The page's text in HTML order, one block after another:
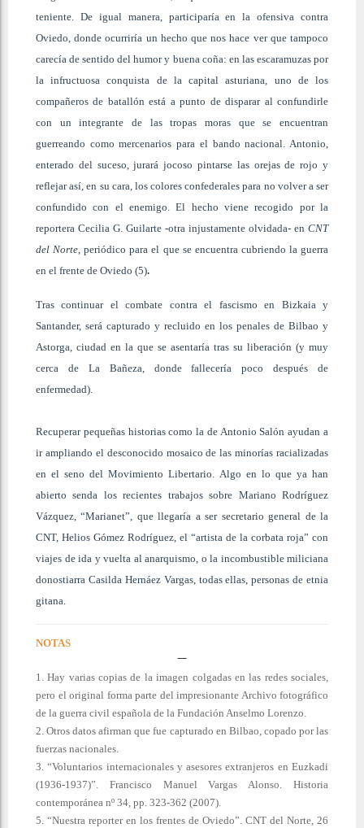
teniente. De igual manera, participaría en la ofensiva contra
Oviedo, donde ocurriría un hecho que nos hace ver que tampoco
carecía de sentido del humor y buena coña: en las escaramuzas por
la infructuosa conquista de la capital asturiana, uno de los
compañeros de batallón está a punto de disparar al confundirle
con un integrante de las tropas moras que se encuentran
guerreando como mercenarios para el bando nacional. Antonio,
enterado del suceso, jurará jocoso pintarse las orejas de rojo y
reflejar así, en su cara, los colores confederales para no volver a ser
confundido con el enemigo. El hecho viene recogido por la
reportera Cecilia G. Guilarte -otra injustamente olvidada- en CNT
del Norte , periódico para el que se encuentra cubriendo la guerra
en el frente de Oviedo (5).
Tras continuar el combate contra el fascismo en Bizkaia y
Santander, será capturado y recluido en los penales de Bilbao y
Astorga, ciudad en la que se asentaría tras su liberación (y muy
cerca de La Bañeza, donde fallecería poco después de
enfermedad).
Recuperar pequeñas historias como la de Antonio Salón ayudan a
ir ampliando el desconocido mosaico de las minorías racializadas
en el seno del Movimiento Libertario. Algo en lo que ya han
abierto senda los recientes trabajos sobre Mariano Rodríguez
Vázquez, “Marianet”, que llegaría a ser secretario general de la
CNT, Helios Gómez Rodríguez, el “artista de la corbata roja” con
viajes de ida y vuelta al anarquismo, o la incombustible miliciana
donostiarra Casilda Hernáez Vargas, todas ellas, personas de etnia
gitana.
NOTAS
1. Hay varias copias de la imagen colgadas en las redes sociales,
pero el original forma parte del impresionante Archivo fotográfico
de la guerra civil española de la Fundación Anselmo Lorenzo.
2. Otros datos afirman que fue capturado en Bilbao, copado por las
fuerzas nacionales.
3. “Voluntarios internacionales y asesores extranjeros en Euzkadi
(1936-1937)”. Francisco Manuel Vargas Alonso. Historia
contemporánea nº 34, pp. 323-362 (2007).
5. “Nuestra reporter en los frentes de Oviedo”. CNT del Norte, 26